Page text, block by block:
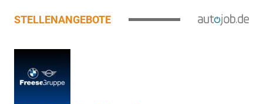
STELLENANGEBOTE